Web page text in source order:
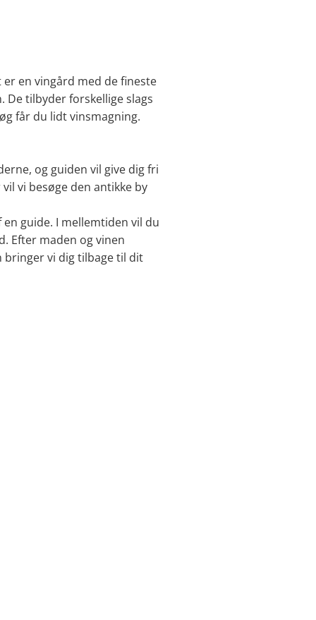
en vingård med de fineste
De tilbyder forskellige slags
får du lidt vinsmagning.
og guiden vil give dig fri
vi besøge den antikke by
guide. I mellemtiden vil du
Efter maden og vinen
bringer vi dig tilbage til dit